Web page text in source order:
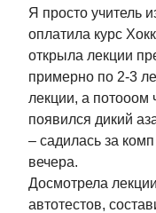
Я просто учитель
оплатила курс
открыла лекции
примерно по 2-3
лекции, а потооом
появился дикий
– садилась за
вечера.
Досмотрела
автотестов,
Курс «Инженер
по тестированию»
Курс «Автоматизация
на Python»
Курс по API
Devtools-тренажёр